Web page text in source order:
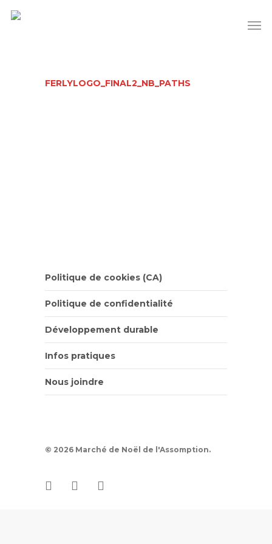
FERLYLOGO_FINAL2_NB_PATHS
Politique de cookies (CA)
Politique de confidentialité
Développement durable
Infos pratiques
Nous joindre
© 2026 Marché de Noël de l'Assomption.